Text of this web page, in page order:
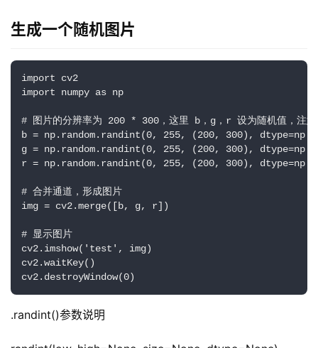
生成一个随机图片
import cv2
import numpy as np
# 图片的分辨率为 200 * 300，这里 b，g，r 设为随机值，注
b = np.random.randint(0, 255, (200, 300),
g = np.random.randint(0, 255, (200, 300),
r = np.random.randint(0, 255, (200, 300),
# 合并通道，形成图片
img = cv2.merge([b, g, r])
# 显示图片
cv2.imshow('test', img)
cv2.waitKey()
cv2.destroyWindow(0)
.randint()参数说明